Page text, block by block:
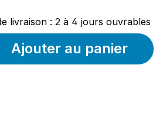
livraison : 2 à 4 jours ouvrables
Ajouter au panier